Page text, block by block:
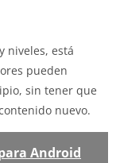
niveles, está
pueden
sin tener que
nuevo.
Android